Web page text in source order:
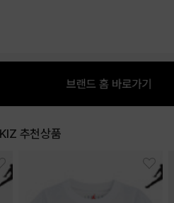
추천상품